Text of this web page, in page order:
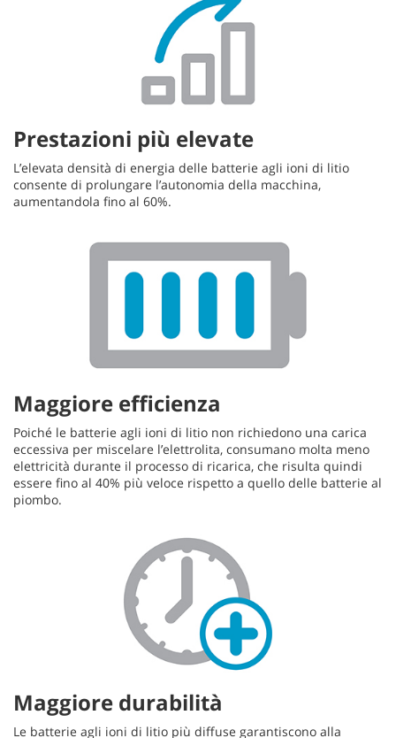
Prestazioni più elevate
L’elevata densità di energia delle batterie agli ioni di litio
consente di prolungare l’autonomia della macchina,
aumentandola fino al 60%.
Maggiore efficienza
Poiché le batterie agli ioni di litio non richiedono una carica
eccessiva per miscelare l’elettrolita, consumano molta meno
elettricità durante il processo di ricarica, che risulta quindi
essere fino al 40% più veloce rispetto a quello delle batterie al
piombo.
Maggiore durabilità
Le batterie agli ioni di litio più diffuse garantiscono alla